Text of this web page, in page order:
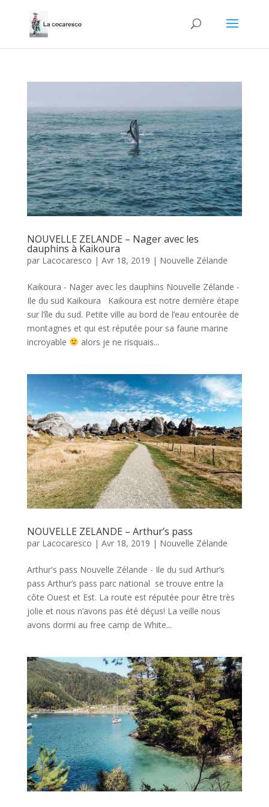
NOUVELLE ZELANDE – Nager avec les
dauphins à Kaikoura
par Lacocaresco | Avr 18, 2019 | Nouvelle Zélande
Kaikoura - Nager avec les dauphins Nouvelle Zélande -
Ile du sud Kaikoura Kaikoura est notre dernière étape
sur l’île du sud. Petite ville au bord de l’eau entourée de
montagnes et qui est réputée pour sa faune marine
incroyable
alors je ne risquais...
NOUVELLE ZELANDE – Arthur’s pass
par Lacocaresco | Avr 18, 2019 | Nouvelle Zélande
Arthur's pass Nouvelle Zélande - Ile du sud Arthur’s
pass Arthur’s pass parc national se trouve entre la
côte Ouest et Est. La route est réputée pour être très
jolie et nous n’avons pas été déçus! La veille nous
avons dormi au free camp de White...